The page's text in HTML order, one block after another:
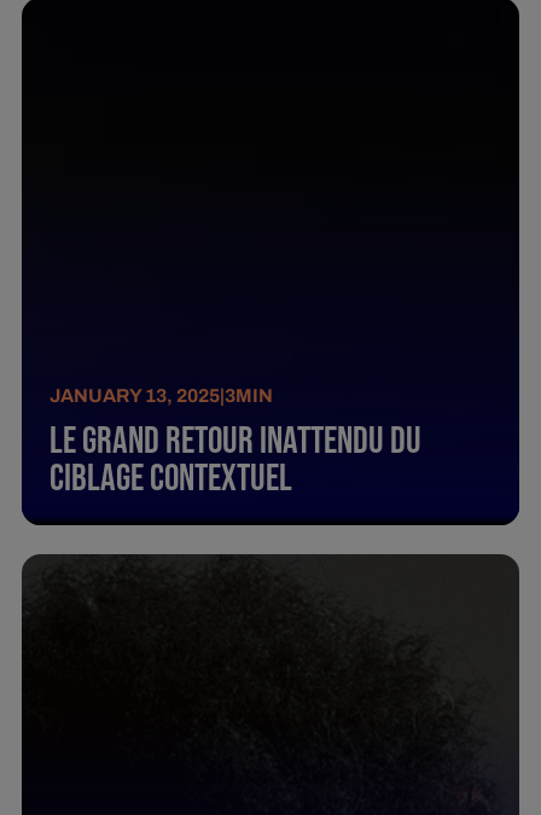
JANUARY 13, 2025|3MIN
Le grand retour inattendu du
ciblage contextuel